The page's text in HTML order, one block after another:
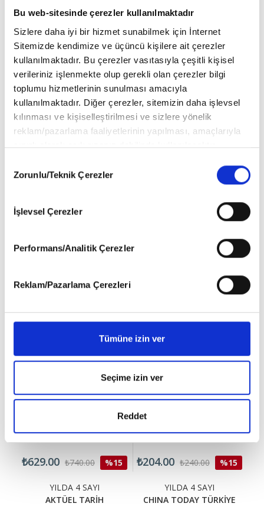
Bu web-sitesinde çerezler kullanılmaktadır
Sizlere daha iyi bir hizmet sunabilmek için İnternet
Sitemizde kendimize ve üçüncü kişilere ait çerezler
kullanılmaktadır. Bu çerezler vasıtasıyla çeşitli kişisel
verileriniz işlenmekte olup gerekli olan çerezler bilgi
toplumu hizmetlerinin sunulması amacıyla
kullanılmaktadır. Diğer çerezler, sitemizin daha işlevsel
kılınması ve kişiselleştirilmesi ve sizlere yönelik
reklam/pazarlama faaliyetlerinin yapılması, amaçlarıyla
sınırlı olarak açık rızanız dahilinde kullanılacaktır.
vasıtasıyla belirleyebilirsiniz. Çerezlere ilişkin detaylı bilgi
ziyaret edebilirsiniz.
6698 sayılı Kişisel Verilerin Korunması Kanunu uyarınca
okumak ve sitemizi ziyaretiniz kapsamında
gerçekleştirilen veri işleme faaliyetleri ile ilgili daha
Selection
Zorunlu/Teknik Çerezler
İşlevsel Çerezler
Performans/Analitik Çerezler
Reklam/Pazarlama Çerezleri
Tümüne izin ver
Seçime izin ver
Reddet
DEĞERLENDİRMELER
YORUM YAP
Yorum bulunmamaktadır..
₺629.00 ₺740.00 %15
YILDA 4 SAYI
AKTÜEL TARİH
₺204.00 ₺240.00 %15
YILDA 4 SAYI
CHINA TODAY TÜRKİYE